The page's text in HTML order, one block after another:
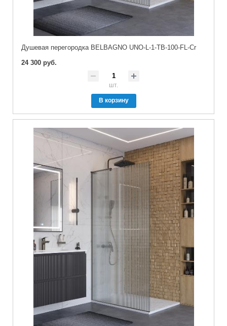
Душевая перегородка BELBAGNO UNO-L-1-TB-100-FL-Cr
24 300 руб.
шт.
В корзину